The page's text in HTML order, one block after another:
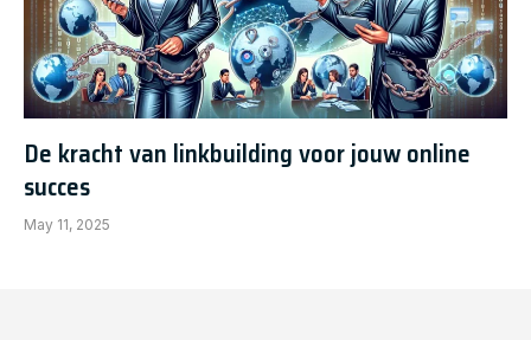
De kracht van linkbuilding voor jouw online
succes
May 11, 2025